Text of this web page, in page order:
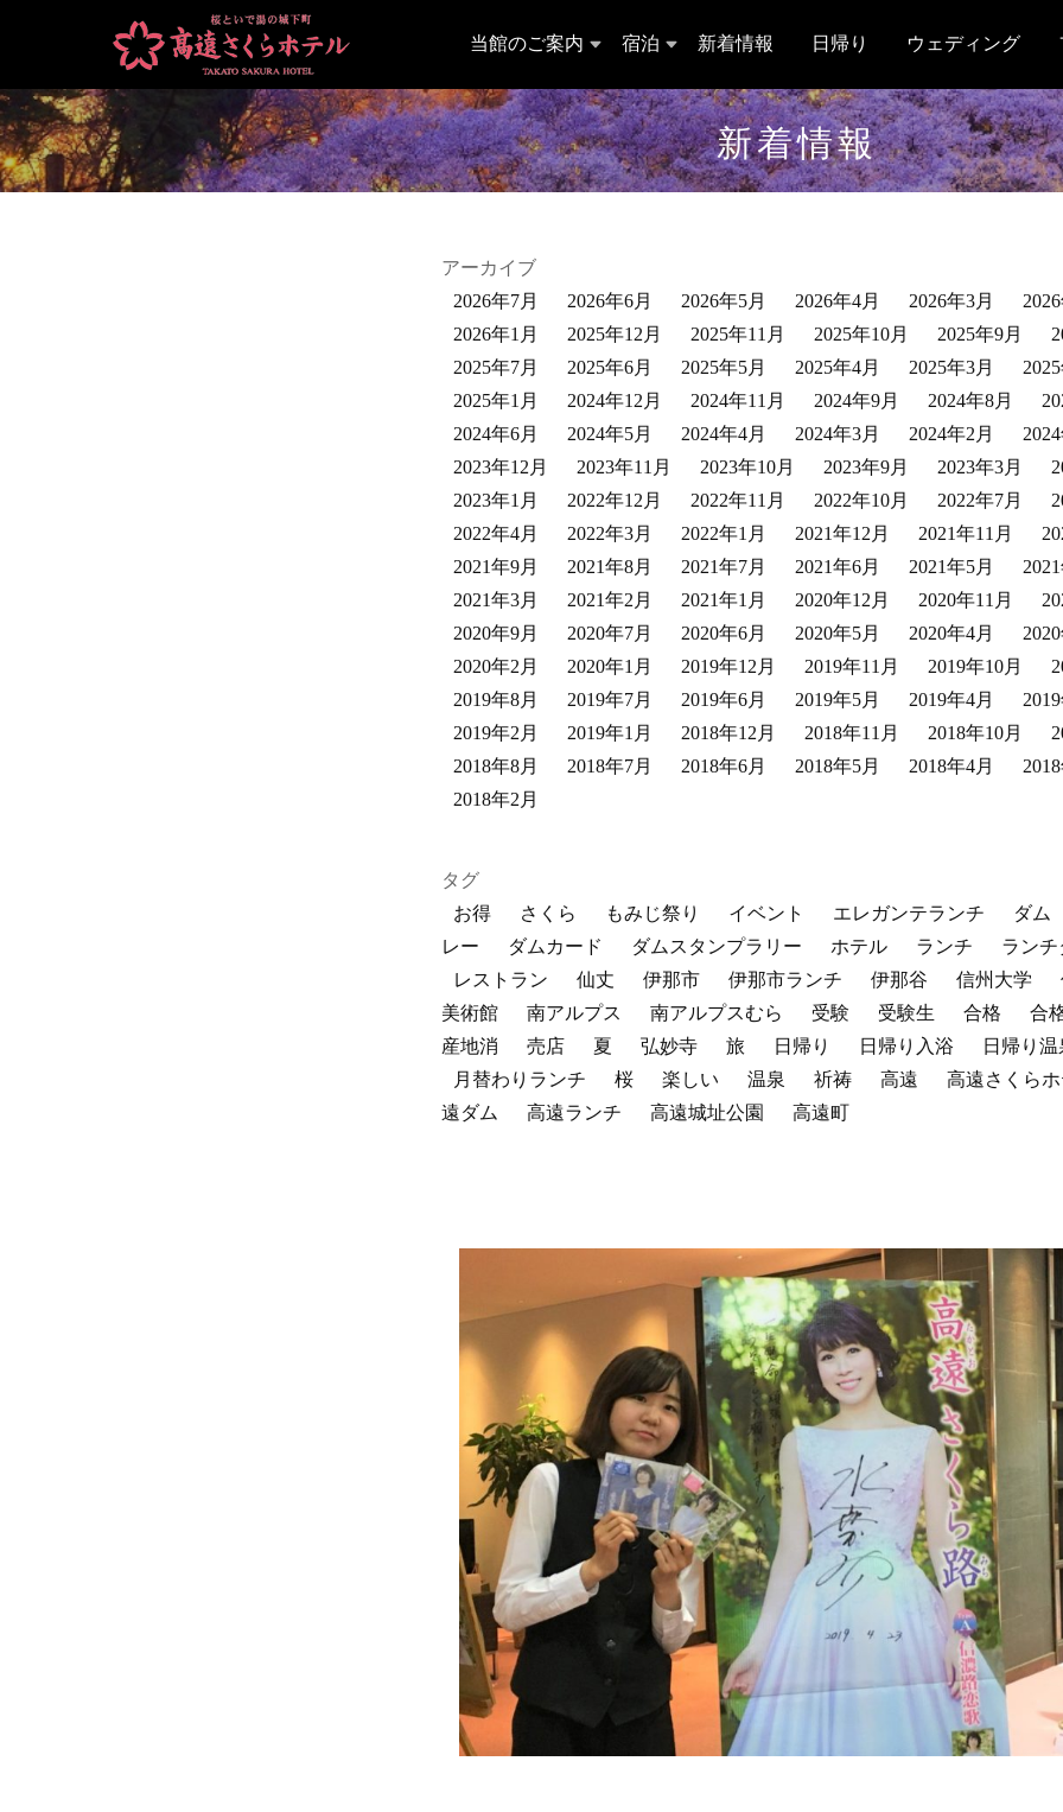
当館のご案内 宿泊 新着情報 日帰り ウェディング
新着情報
アーカイブ
2026年7月
2026年6月 2026年5月 2026年4月 2026年3月
2026年1月
2025年12月 2025年11月 2025年10月 2025年9月
2025年7月
2025年6月 2025年5月 2025年4月 2025年3月
2025年1月
2024年12月 2024年11月 2024年9月 2024年8月
2024年6月
2024年5月 2024年4月 2024年3月 2024年2月
2023年12月
2023年11月 2023年10月 2023年9月 2023年3月
2023年1月
2022年12月 2022年11月 2022年10月 2022年7月
2022年4月
2022年3月 2022年1月 2021年12月 2021年11月
2021年9月
2021年8月 2021年7月 2021年6月 2021年5月
2021年3月
2021年2月 2021年1月 2020年12月 2020年11月
2020年9月
2020年7月 2020年6月 2020年5月 2020年4月
2020年2月
2020年1月 2019年12月 2019年11月 2019年10月
2019年8月
2019年7月 2019年6月 2019年5月 2019年4月
2019年2月
2019年1月 2018年12月 2018年11月 2018年10月
2018年8月
2018年7月 2018年6月 2018年5月 2018年4月
2018年2月
タグ
お得
さくら もみじ祭り イベント エレガンテランチ
ダム
レー
ダムカード ダムスタンプラリー ホテル ランチ
ラン
レストラン
仙丈 伊那市 伊那市ランチ 伊那谷 信州大学
美術館
南アルプス 南アルプスむら 受験 受験生 合格
合
産地消
売店 夏 弘妙寺 旅 日帰り 日帰り入浴
日帰り温
月替わりランチ
桜 楽しい 温泉 祈祷 高遠
高遠さくら
遠ダム
高遠ランチ 高遠城址公園 高遠町